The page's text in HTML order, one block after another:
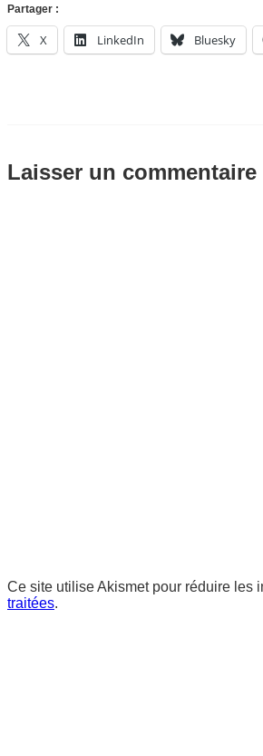
Partager :
X LinkedIn Bluesky
Laisser un commentaire
Ce site utilise Akismet pour réduire les
traitées.